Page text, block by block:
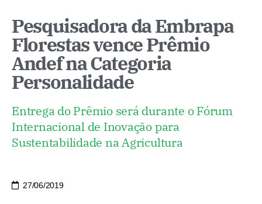
Pesquisadora da Embrapa
Florestas vence Prêmio
Andef na Categoria
Personalidade
Entrega do Prêmio será durante o Fórum
Internacional de Inovação para
Sustentabilidade na Agricultura
27/06/2019